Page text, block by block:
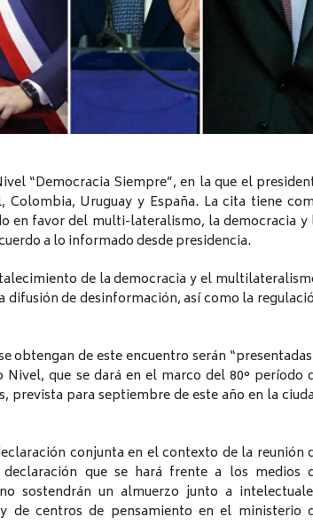
“Democracia Siempre”, en la que el
Uruguay y España. La cita tiene
en favor del multi-lateralismo, la democracia y
a lo informado desde presidencia.
de la democracia y el
difusión de desinformación, así como la
obtengan de este encuentro serán
que se dará en el marco del 80° período
prevista para septiembre de este año en la
conjunta en el contexto de la reunión
que se hará frente a los medios
sostendrán un almuerzo junto a
de centros de pensamiento en el ministerio